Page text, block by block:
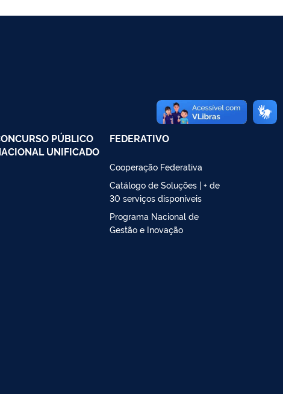
PÚBLICO
UNIFICADO
FEDERATIVO
Cooperação Federativa
Catálogo de Soluções | + de
30 serviços disponíveis
Programa Nacional de
Gestão e Inovação